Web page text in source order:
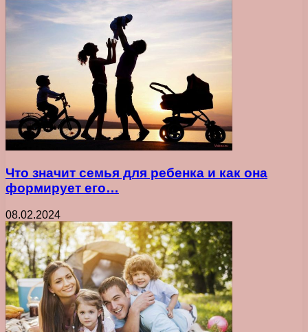
Что значит семья для ребенка и как она
формирует его…
08.02.2024